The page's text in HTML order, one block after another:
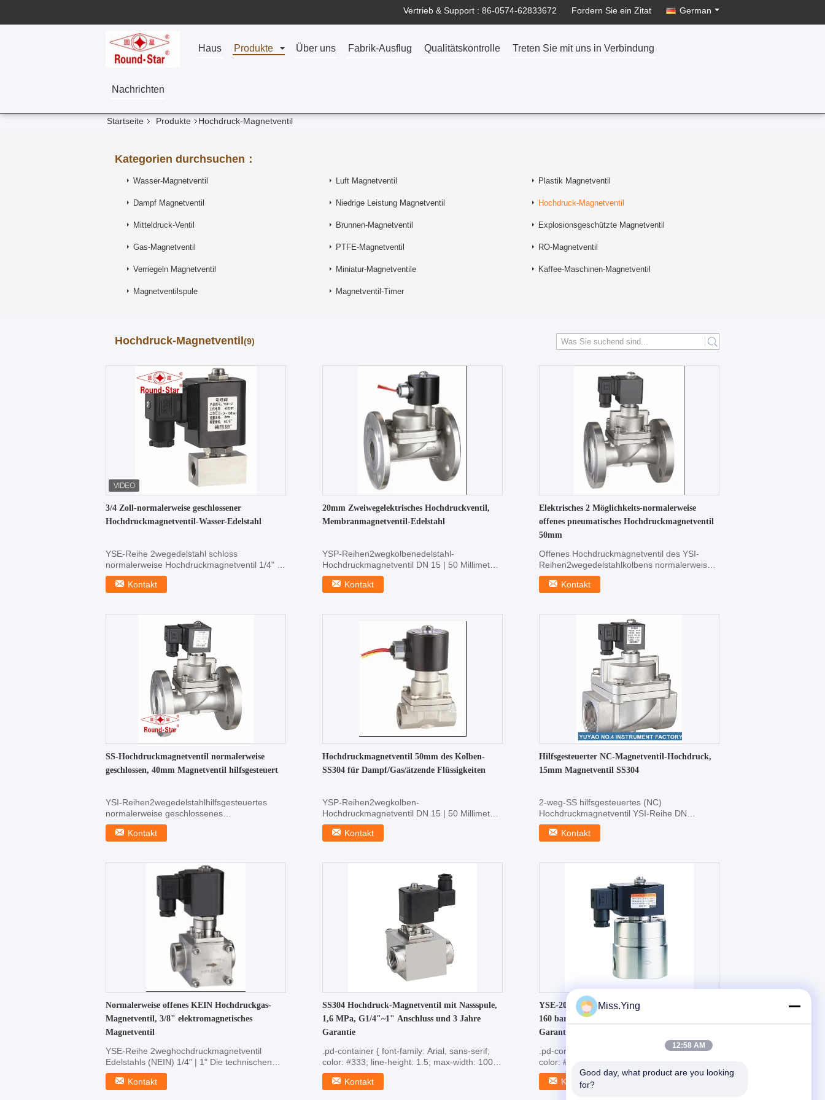
Vertrieb & Support : 86-0574-62833672 Fordern Sie ein Zitat German
Haus Produkte Über uns Fabrik-Ausflug Qualitätskontrolle Treten Sie mit uns in Verbindung
Nachrichten
Startseite Produkte Hochdruck-Magnetventil
Kategorien durchsuchen：
Wasser-Magnetventil Luft Magnetventil Plastik Magnetventil
Dampf Magnetventil Niedrige Leistung Magnetventil Hochdruck-Magnetventil
Mitteldruck-Ventil Brunnen-Magnetventil Explosionsgeschützte Magnetventil
Gas-Magnetventil PTFE-Magnetventil RO-Magnetventil
Verriegeln Magnetventil Miniatur-Magnetventile Kaffee-Maschinen-Magnetventil
Magnetventilspule Magnetventil-Timer
Hochdruck-Magnetventil (9)
3/4 Zoll-normalerweise geschlossener
Hochdruckmagnetventil-Wasser-Edelstahl
YSE-Reihe 2wegedelstahl schloss
normalerweise Hochdruckmagnetventil 1/4" |
1" normalerweise ...
Kontakt
20mm Zweiwegelektrisches Hochdruckventil,
Membranmagnetventil-Edelstahl
YSP-Reihen2wegkolbenedelstahl-
Hochdruckmagnetventil DN 15 | 50 Millimeter
Hochdruckstrukturelle ...
Kontakt
Elektrisches 2 Möglichkeits-normalerweise
offenes pneumatisches Hochdruckmagnetventil
50mm
Offenes Hochdruckmagnetventil des YSI-
Reihen2wegedelstahlkolbens normalerweise
DN 15~50mm Normalerwe...
Kontakt
SS-Hochdruckmagnetventil normalerweise
geschlossen, 40mm Magnetventil hilfsgesteuert
YSI-Reihen2wegedelstahlhilfsgesteuertes
normalerweise geschlossenes
Hochdruckmagnetventil DN 15~50mm ...
Kontakt
Hochdruckmagnetventil 50mm des Kolben-
SS304 für Dampf/Gas/ätzende Flüssigkeiten
YSP-Reihen2wegkolben-
Hochdruckmagnetventil DN 15 | 50 Millimeter
Die technischen hauptsächlichparame...
Kontakt
Hilfsgesteuerter NC-Magnetventil-Hochdruck,
15mm Magnetventil SS304
2-weg-SS hilfsgesteuertes (NC)
Hochdruckmagnetventil YSI-Reihe DN
15~50mm Hochdruckstrukturelle ...
Kontakt
Normalerweise offenes KEIN Hochdruckgas-
Magnetventil, 3/8" elektromagnetisches
Magnetventil
YSE-Reihe 2weghochdruckmagnetventil
Edelstahls (NEIN) 1/4" | 1" Die technischen
hauptsächlichparamet...
Kontakt
SS304 Hochdruck-Magnetventil mit Nassspule,
1,6 MPa, G1/4"~1" Anschluss und 3 Jahre
Garantie
.pd-container { font-family: Arial, sans-serif;
color: #333; line-height: 1.5; max-width: 100%;
...
Kontakt
YSE-200 1 Zoll Hochdruck-Magnetventil mit
160 bar maximalem Druck und 3 Jahren
Garantie
.pd-container { font-family: Arial, sans-serif;
color: #333; line-height: 1.5; max-width: 100%;
...
Kontakt
Miss.Ying
12:58 AM
Good day, what product are you looking
for?